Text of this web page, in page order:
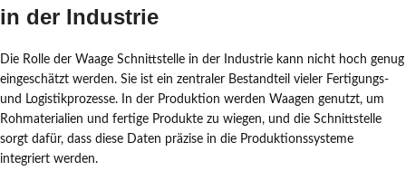
in der Industrie
Die Rolle der Waage Schnittstelle in der Industrie kann nicht hoch genug
eingeschätzt werden. Sie ist ein zentraler Bestandteil vieler Fertigungs-
und Logistikprozesse. In der Produktion werden Waagen genutzt, um
Rohmaterialien und fertige Produkte zu wiegen, und die Schnittstelle
sorgt dafür, dass diese Daten präzise in die Produktionssysteme
integriert werden.